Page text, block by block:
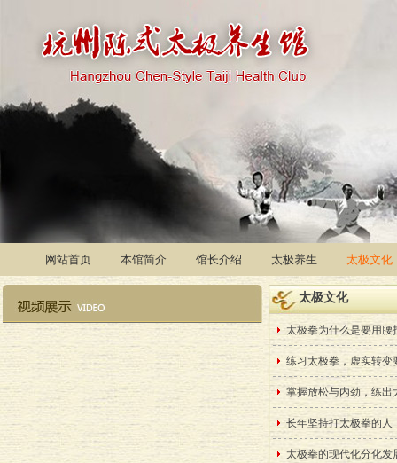
网站首页 本馆简介 馆长介绍 太极养生 太极文化
太极文化
太极拳为什么是要用腰
练习太极拳，虚实转变
掌握放松与内劲，练出
长年坚持打太极拳的人
太极拳的现代化分化发